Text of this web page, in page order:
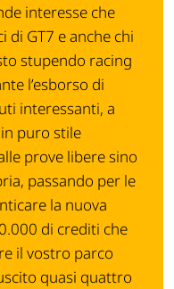
interesse che
GT7 e anche chi
stupendo racing
l’esborso di
interessanti, a
puro stile
prove libere sino
passando per le
la nuova
di crediti che
il vostro parco
quasi quattro